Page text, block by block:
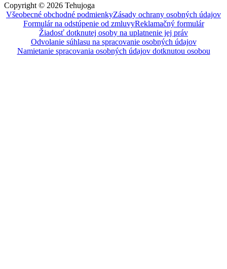
Copyright © 2026 Tehujoga
Všeobecné obchodné podmienkyZásady ochrany osobných údajov
Formulár na odstúpenie od zmluvyReklamačný formulár
Žiadosť dotknutej osoby na uplatnenie jej práv
Odvolanie súhlasu na spracovanie osobných údajov
Namietanie spracovania osobných údajov dotknutou osobou